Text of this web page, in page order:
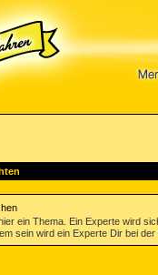
ein Thema. Ein Experte wird
sein wird ein Experte Dir bei der